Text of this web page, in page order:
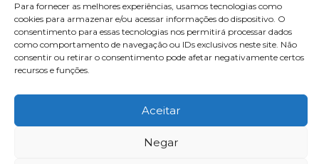
Para fornecer as melhores experiências, usamos tecnologias como
cookies para armazenar e/ou acessar informações do dispositivo. O
consentimento para essas tecnologias nos permitirá processar dados
como comportamento de navegação ou IDs exclusivos neste site. Não
consentir ou retirar o consentimento pode afetar negativamente certos
recursos e funções.
Aceitar
Negar
© SIM INCORPORADORA - Todos os direitos
reservados -Política de Privacidade